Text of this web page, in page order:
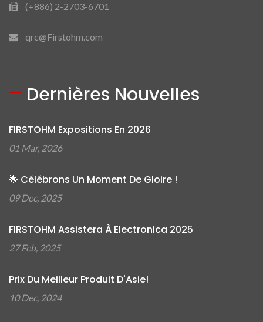
(+886) 2-2703-6701
qrc@Firstohm.com
Dernières Nouvelles
FIRSTOHM Expositions En 2026
01 Mar, 2026
🌟 Célébrons Un Moment De Gloire !
09 Dec, 2025
FIRSTOHM Assistera À Electronica 2025
27 Feb, 2025
Prix Du Meilleur Produit D'Asie!
10 Dec, 2024